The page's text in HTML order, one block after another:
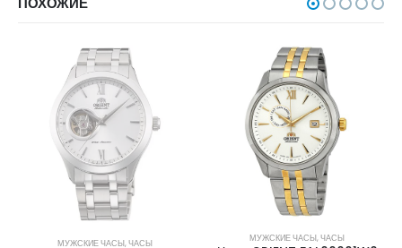
НЕТ В НАЛИЧИИ
МУЖСКИЕ ЧАСЫ,ЧАСЫ МУЖСКИЕ ЧАСЫ,ЧАСЫ